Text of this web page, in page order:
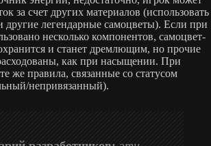
за счет других материалов (использовать
другие легендарные самоцветы). Если при
несколько компонентов, самоцвет-
и станет дремлющим, но прочие
как при насыщении. При
же правила, связанные со статусом
непривязанный).